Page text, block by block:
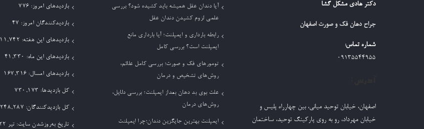
دکتر هادی مشکل گشا
جراح دهان فک و صورت اصفهان
شماره تماس:
09135544955
اصفهان، خیابان توحید میانی، بین چهارراه پلیس و
خیابان مهرداد، رو به روی پارکینگ توحید، ساختمان
آیا دندان عقل همیشه باید کشیده شود؟ بررسی
علمی لزوم کشیدن دندان عقل
رابطه بارداری و ایمپلنت؛ آیا بارداری مانع
ایمپلنت است؟ بررسی کامل
تومورهای فک و صورت؛ بررسی کامل علائم،
روش‌های تشخیص و درمان
علت بوی بد دهان بعداز ایمپلنت؛ بررسی دلایل،
روش‌های درمان
ایمپلنت بهترین جایگزین دندان؛چرا ایمپلنت
بازدیدهای امروز: 776
بازدیدکنندگان امروز: 47
بازدیدهای این هفته: 11,742
بازدیدهای این ماه: 41,330
بازدیدهای امسال: 167,316
کل بازدیدها: 730,173
کل بازدیدکنند‌گان: 248,287
تاریخ به‌روزشدن سایت: تیر ۲۲, ۱۴۰۵